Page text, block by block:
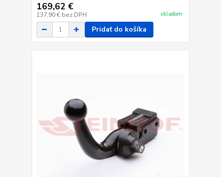
169,62 €
137,90 € bez DPH skladom
Pridať do košíka